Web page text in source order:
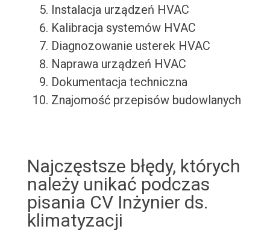
Instalacja urządzeń HVAC
Kalibracja systemów HVAC
Diagnozowanie usterek HVAC
Naprawa urządzeń HVAC
Dokumentacja techniczna
Znajomość przepisów budowlanych
Najczęstsze błędy, których
należy unikać podczas
pisania CV Inżynier ds.
klimatyzacji